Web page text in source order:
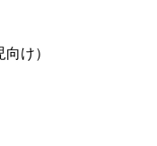
け）